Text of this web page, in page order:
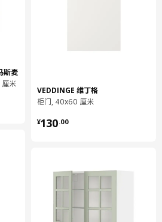
酸清漆
斯麦
米
VEDDINGE 维丁格
柜门, 40x60 厘米
¥130.00
¥ 130.00